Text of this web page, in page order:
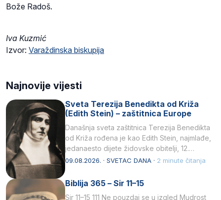
Bože Radoš.
Iva Kuzmić
Izvor: Varaždinska biskupija
Najnovije vijesti
Sveta Terezija Benedikta od Križa
(Edith Stein) – zaštitnica Europe
Današnja sveta zaštitnica Terezija Benedikta
od Križa rođena je kao Edith Stein, najmlađe,
jedanaesto dijete židovske obitelji, 12.
listopada 1891, u Wrocławu…
09.08.2026. · SVETAC DANA · 2 minute čitanja
Biblija 365 – Sir 11–15
Sir 11–15 111 Ne pouzdaj se u izgled Mudrost